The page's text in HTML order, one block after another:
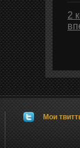
2
Мои